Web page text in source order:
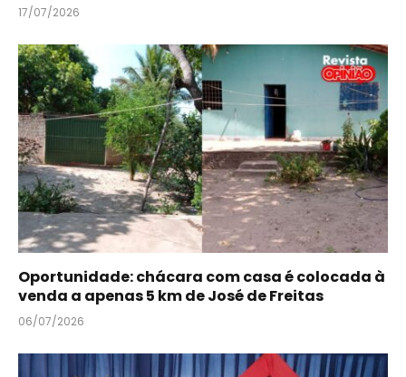
17/07/2026
Oportunidade: chácara com casa é colocada à
venda a apenas 5 km de José de Freitas
06/07/2026